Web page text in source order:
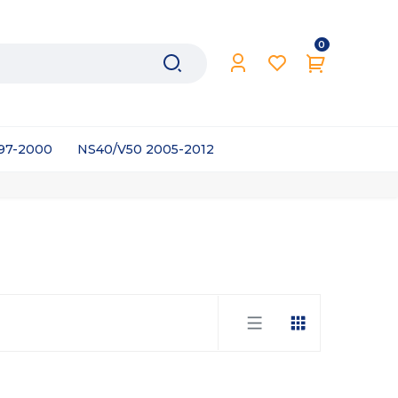
0
2000 NS40/V50 2005-2012